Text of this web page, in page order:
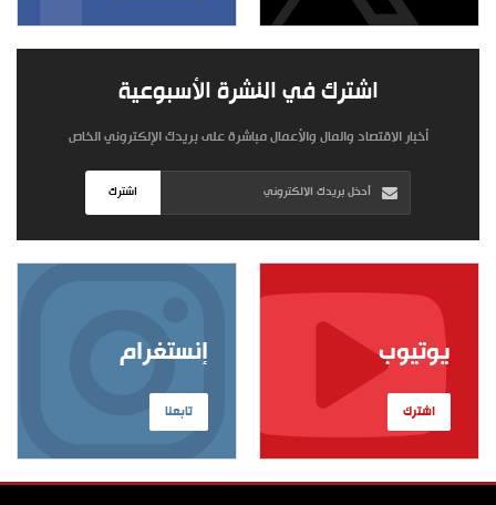
اشترك في النشرة الأسبوعية
أخبار الاقتصاد والمال والأعمال مباشرة على بريدك الإلكتروني الخاص
اشترك
إنستغرام
تابعنا
يوتيوب
اشترك